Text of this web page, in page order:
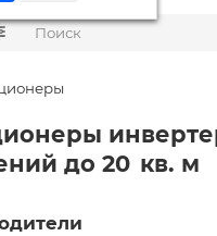
до 20 кв. м